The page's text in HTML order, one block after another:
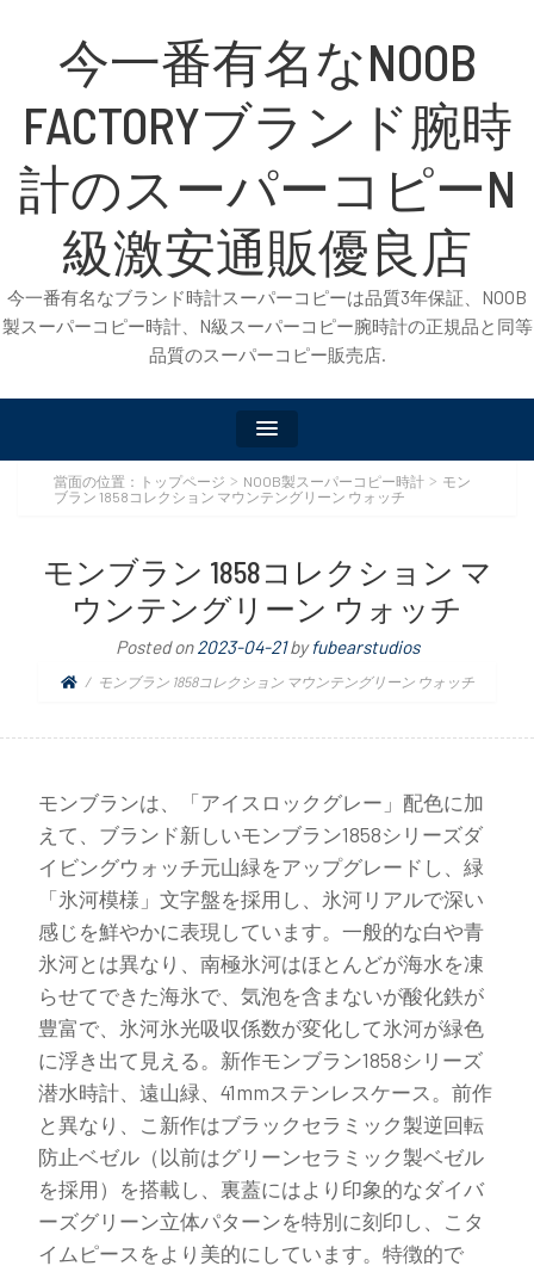
今一番有名なNOOB
FACTORYブランド腕時
計のスーパーコピーN
級激安通販優良店
今一番有名なブランド時計スーパーコピーは品質3年保証、NOOB
製スーパーコピー時計、N級スーパーコピー腕時計の正規品と同等
品質のスーパーコピー販売店.
當面の位置： トップページ > NOOB製スーパーコピー時計 > モン
ブラン 1858コレクション マウンテングリーン ウォッチ
モンブラン 1858コレクション マ
ウンテングリーン ウォッチ
Posted on2023-04-21byfubearstudios
モンブラン 1858コレクション マウンテングリーン ウォッチ
モンブランは、「アイスロックグレー」配色に加
えて、ブランド新しいモンブラン1858シリーズダ
イビングウォッチ元山緑をアップグレードし、緑
「氷河模様」文字盤を採用し、氷河リアルで深い
感じを鮮やかに表現しています。一般的な白や青
氷河とは異なり、南極氷河はほとんどが海水を凍
らせてできた海氷で、気泡を含まないが酸化鉄が
豊富で、氷河氷光吸収係数が変化して氷河が緑色
に浮き出て見える。新作モンブラン1858シリーズ
潜水時計、遠山緑、41mmステンレスケース。前作
と異なり、こ新作はブラックセラミック製逆回転
防止ベゼル（以前はグリーンセラミック製ベゼル
を採用）を搭載し、裏蓋にはより印象的なダイバ
ーズグリーン立体パターンを特別に刻印し、こタ
イムピースをより美的にしています。特徴的で